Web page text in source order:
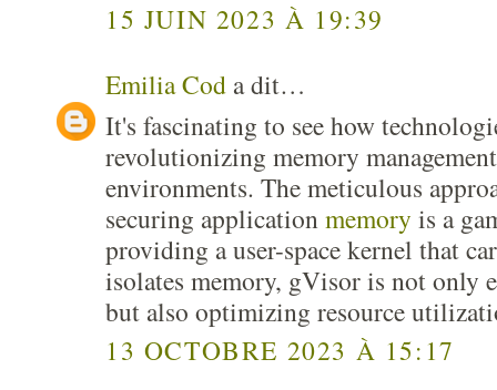
15 JUIN 2023 À 19:39
Emilia Cod a dit…
It's fascinating to see how
revolutionizing memory
environments. The meticulous
securing applicationmemory is a
providing a user-space kernel that
isolates memory, gVisor is not only
but also optimizing resource
13 OCTOBRE 2023 À 15:17